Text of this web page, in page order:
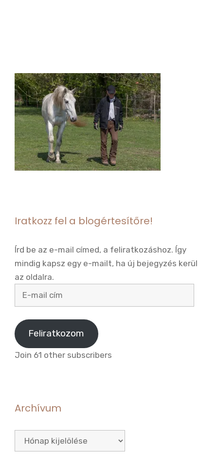
Iratkozz fel a blogértesítőre!
Írd be az e-mail címed, a feliratkozáshoz. Így
mindig kapsz egy e-mailt, ha új bejegyzés kerül
az oldalra.
mail
cím
Feliratkozom
Join 61 other subscribers
Archívum
Archívum